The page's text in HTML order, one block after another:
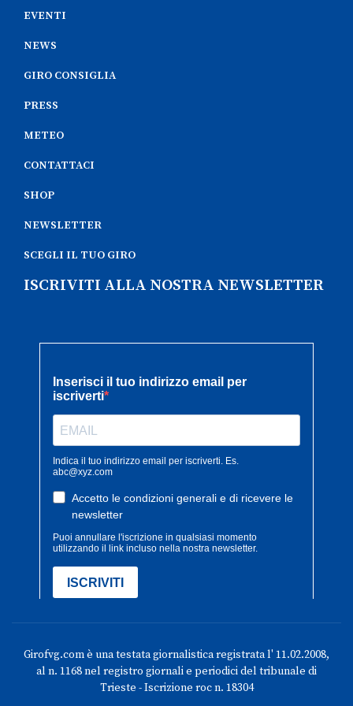
EVENTI
NEWS
GIRO CONSIGLIA
PRESS
METEO
CONTATTACI
SHOP
NEWSLETTER
SCEGLI IL TUO GIRO
ISCRIVITI ALLA NOSTRA NEWSLETTER
Girofvg.com è una testata giornalistica registrata l' 11.02.2008,
al n. 1168 nel registro giornali e periodici del tribunale di
Trieste - Iscrizione roc n. 18304